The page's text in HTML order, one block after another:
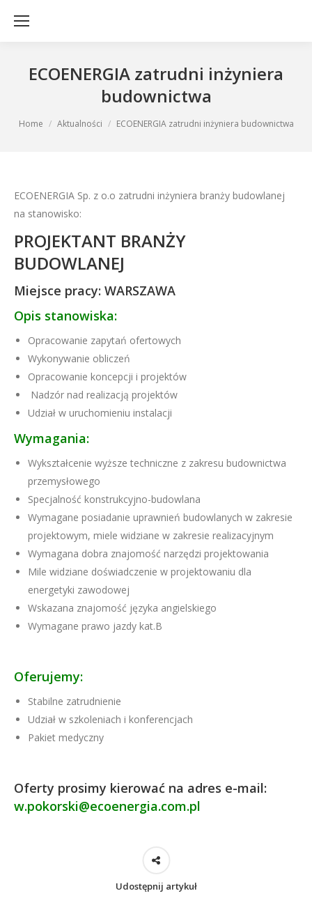
ECOENERGIA zatrudni inżyniera
budownictwa
You are here:
Home Aktualności ECOENERGIA zatrudni inżyniera budownictwa
ECOENERGIA Sp. z o.o zatrudni inżyniera branży budowlanej
na stanowisko:
PROJEKTANT BRANŻY
BUDOWLANEJ
Miejsce pracy: WARSZAWA
Opis stanowiska:
Opracowanie zapytań ofertowych
Wykonywanie obliczeń
Opracowanie koncepcji i projektów
Nadzór nad realizacją projektów
Udział w uruchomieniu instalacji
Wymagania:
Wykształcenie wyższe techniczne z zakresu budownictwa
przemysłowego
Specjalność konstrukcyjno-budowlana
Wymagane posiadanie uprawnień budowlanych w zakresie
projektowym, miele widziane w zakresie realizacyjnym
Wymagana dobra znajomość narzędzi projektowania
Mile widziane doświadczenie w projektowaniu dla
energetyki zawodowej
Wskazana znajomość języka angielskiego
Wymagane prawo jazdy kat.B
Oferujemy:
Stabilne zatrudnienie
Udział w szkoleniach i konferencjach
Pakiet medyczny
Oferty prosimy kierować na adres e-mail:
w.pokorski@ecoenergia.com.pl
Udostępnij artykuł